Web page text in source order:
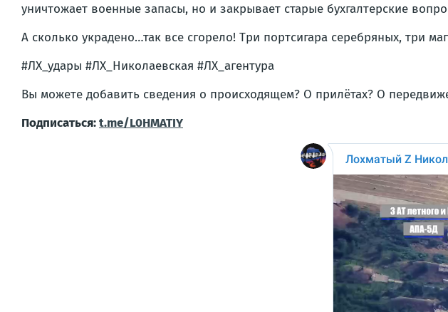
уничтожает военные запасы, но и закрывает старые бухгалтерские
А сколько украдено…так все сгорело! Три портсигара серебряных, три
#ЛХ_удары #ЛХ_Николаевская #ЛХ_агентура
Вы можете добавить сведения о происходящем? О прилётах? О
Подписаться:t.me/L0HMATIY